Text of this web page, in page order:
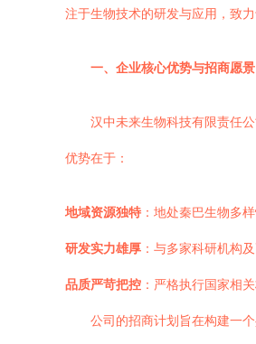
注于生物技术的研发与应用，致
一、企业核心优势与招商愿景
汉中未来生物科技有限责任
优势在于：
地域资源独特 ：地处秦巴生物多
研发实力雄厚 ：与多家科研机构
品质严苛把控 ：严格执行国家相
公司的招商计划旨在构建一